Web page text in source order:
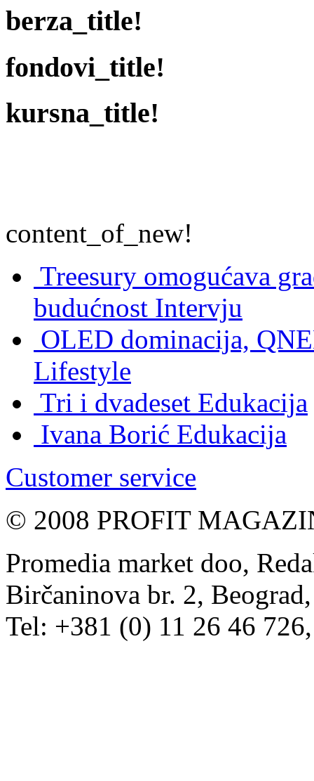
berza_title!
fondovi_title!
kursna_title!
content_of_new!
Treesury omogućava
budućnost Intervju
OLED dominacija,
Lifestyle
Tri i dvadeset Edukacija
Ivana Borić Edukacija
Customer service
© 2008 PROFIT
Promedia market doo,
Birčaninova br. 2,
Tel: +381 (0) 11 26 46